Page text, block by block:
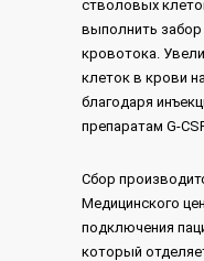
стволовых
выполнить забор
кровотока.
клеток в крови
благодаря
препаратам G-
Сбор
Медицинского
подключения
который